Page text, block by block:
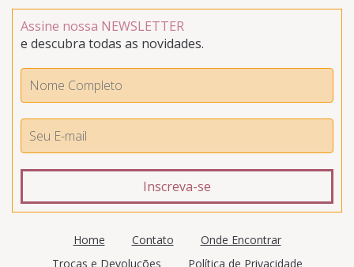
Assine nossa NEWSLETTER
e descubra todas as novidades.
Home Contato
Onde Encontrar
Trocas e Devoluções
Política de Privacidade